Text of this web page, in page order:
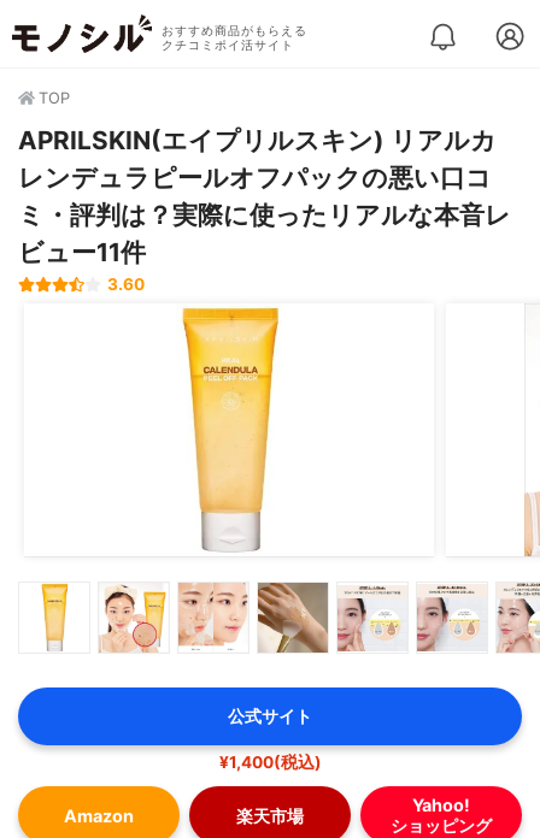
おすすめ商品がもらえる
クチコミポイ活サイト
TOP
APRILSKIN(エイプリルスキン) リアルカ
レンデュラピールオフパックの悪い口コ
ミ・評判は？実際に使ったリアルな本音レ
ビュー11件
3.60
公式サイト
¥1,400(税込)
Amazon 楽天市場
Yahoo!
ショッピング